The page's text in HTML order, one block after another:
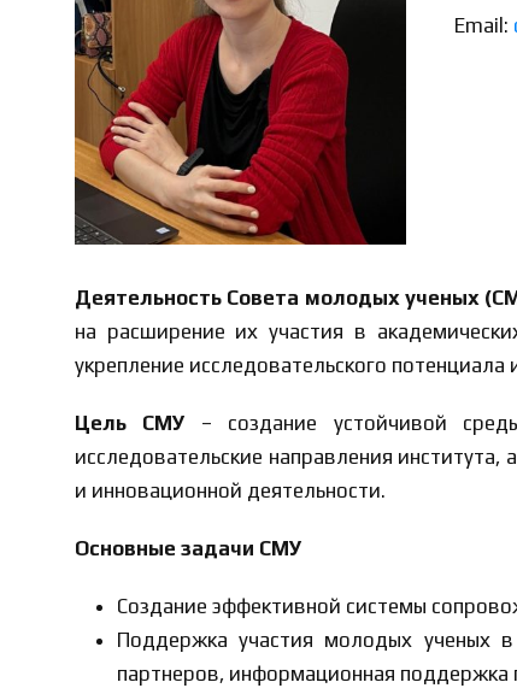
Email:
Деятельность Совета молодых ученых
на расширение их участия в
укрепление исследовательского потенциала
Цель СМУ – создание устойчивой
исследовательские направления
и инновационной деятельности.
Основные задачи СМУ
Создание эффективной системы
Поддержка участия молодых ученых
партнеров, информационная поддержка